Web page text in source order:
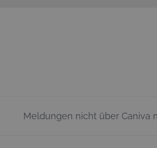
Meldungen nicht über Caniva